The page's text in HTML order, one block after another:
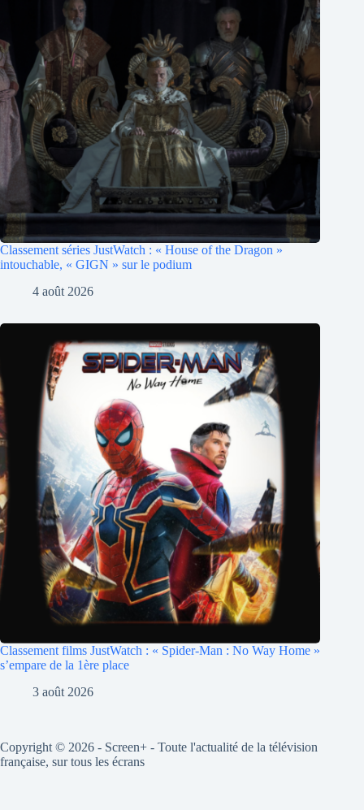
Classement séries JustWatch : « House of the Dragon »
intouchable, « GIGN » sur le podium
4 août 2026
Classement films JustWatch : « Spider-Man : No Way Home »
s’empare de la 1ère place
3 août 2026
Copyright © 2026 - Screen+ - Toute l'actualité de la télévision
française, sur tous les écrans